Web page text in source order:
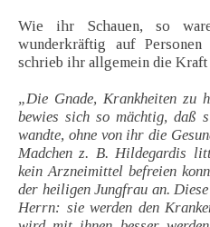
Wie ihr Schauen, so
wunderkräftig auf
schrieb ihr allgemein die
„Die Gnade, Krankheiten zu
bewies sich so mächtig, daß
wandte, ohne von ihr die
Madchen z. B. Hildegardis
kein Arzneimittel befreien
der heiligen Jungfrau an.
Herrn: sie werden den